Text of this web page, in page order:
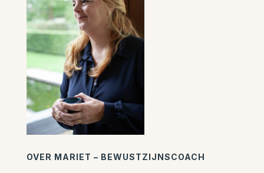
OVER MARIET – BEWUSTZIJNSCOACH